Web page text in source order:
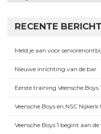
RECENTE
Meld je aan voor
Nieuwe inrichting van de bar
Eerste training Veensche Boys
Veensche Boys en NSC
Veensche Boys 1 begint aan